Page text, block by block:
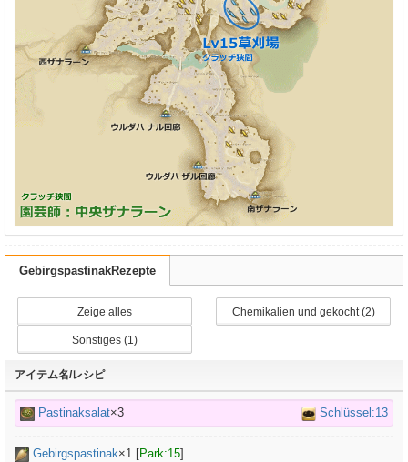
GebirgspastinakRezepte
Zeige alles Chemikalien und gekocht (2)
Sonstiges (1)
アイテム名/レシピ
Pastinaksalat×3 Schlüssel:13
Gebirgspastinak×1 [Park:15]